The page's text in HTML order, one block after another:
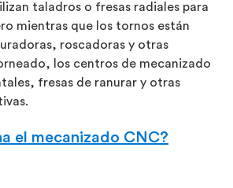
taladros o fresas radiales para
mientras que los tornos están
roscadoras y otras
los centros de mecanizado
fresas de ranurar y otras
el mecanizado CNC?